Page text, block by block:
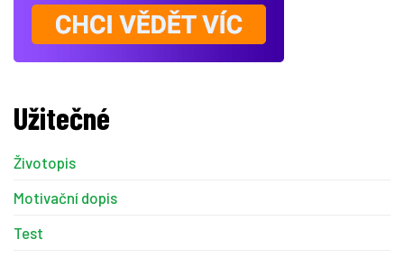
Užitečné
Životopis
Motivační dopis
Test